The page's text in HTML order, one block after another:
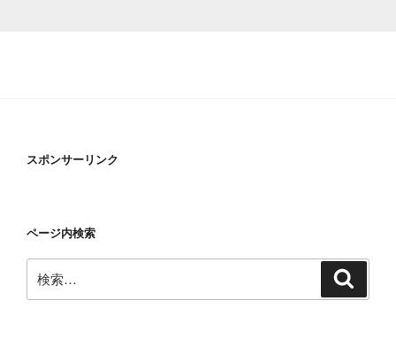
スポンサーリンク
ページ内検索
索: